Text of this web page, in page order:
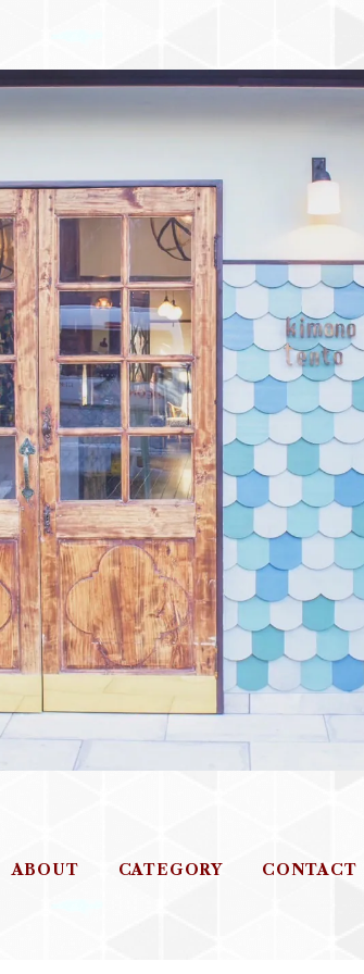
ABOUT CATEGORY CONTACT